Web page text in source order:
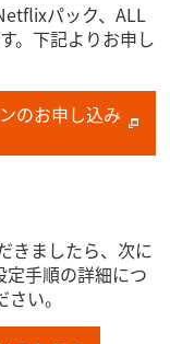
パック、ALL
。下記よりお申し
のお申し込み
きましたら、次に
定手順の詳細につ
い。